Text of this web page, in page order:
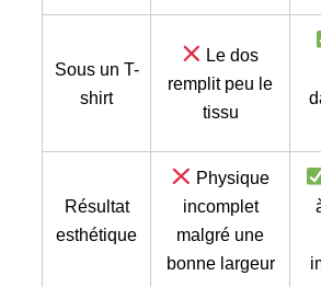
Sous un T-
shirt
Le dos
remplit peu le
tissu
Résultat
esthétique
Physique
incomplet
malgré une
bonne largeur